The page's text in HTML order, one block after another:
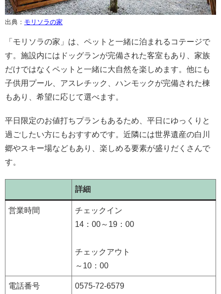
出典： モリソラの家
「モリソラの家」は、ペットと一緒に泊まれるコテージで
す。施設内にはドッグランが完備された客室もあり、家族
だけではなくペットと一緒に大自然を楽しめます。他にも
子供用プール、アスレチック、ハンモックが完備された棟
もあり、希望に応じて選べます。
平日限定のお値打ちプランもあるため、平日にゆっくりと
過ごしたい方にもおすすめです。近隣には世界遺産の白川
郷やスキー場などもあり、楽しめる要素が盛りだくさんで
す。
詳細
営業時間
チェックイン
14：00～19：00
チェックアウト
～10：00
電話番号 0575-72-6579